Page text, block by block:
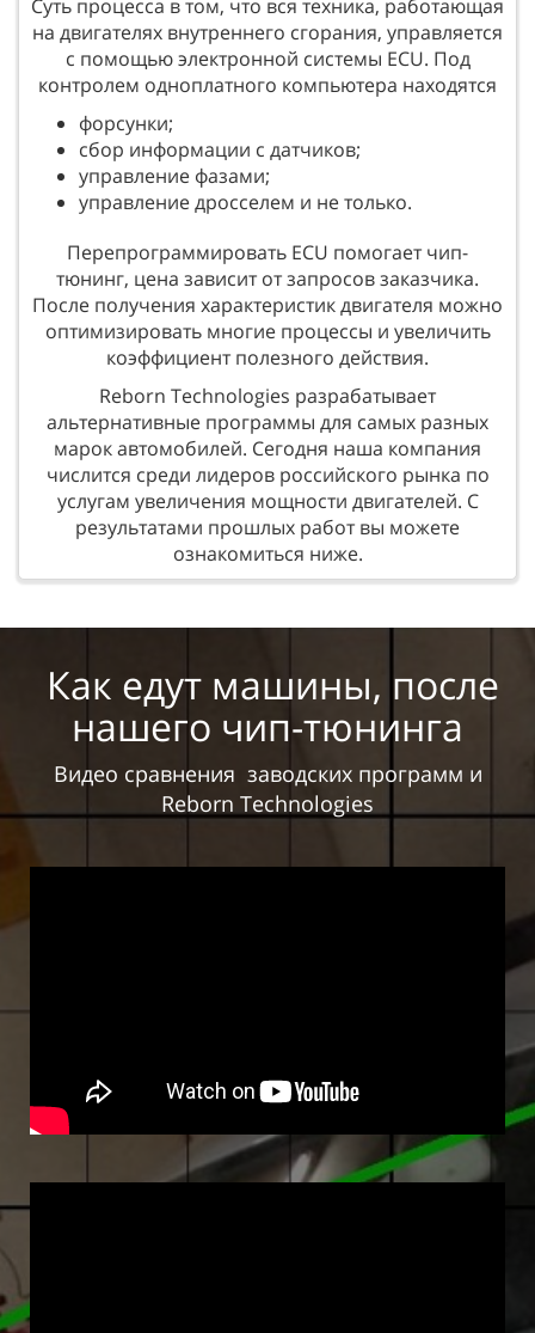
Суть процесса в том, что вся техника, работающая
на двигателях внутреннего сгорания, управляется
с помощью электронной системы ECU. Под
контролем одноплатного компьютера находятся
форсунки;
сбор информации с датчиков;
управление фазами;
управление дросселем и не только.
Перепрограммировать ECU помогает чип-
тюнинг, цена зависит от запросов заказчика.
После получения характеристик двигателя можно
оптимизировать многие процессы и увеличить
коэффициент полезного действия.
Reborn Technologies разрабатывает
альтернативные программы для самых разных
марок автомобилей. Сегодня наша компания
числится среди лидеров российского рынка по
услугам увеличения мощности двигателей. С
результатами прошлых работ вы можете
ознакомиться ниже.
Как едут машины, после
нашего чип-тюнинга
Видео сравнения заводских программ и
Reborn Technologies